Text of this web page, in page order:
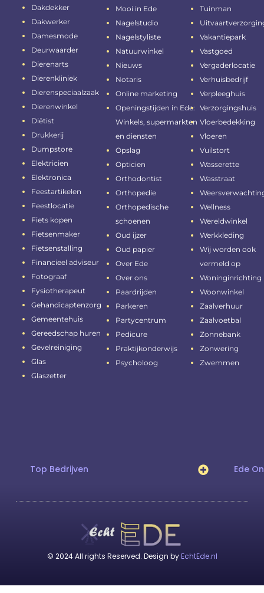
Dakdekker
Dakwerker
Damesmode
Deurwaarder
Dierenarts
Dierenkliniek
Dierenspeciaalzaak
Dierenwinkel
Diëtist
Drukkerij
Dumpstore
Elektricien
Elektronica
Feestartikelen
Feestlocatie
Fiets kopen
Fietsenmaker
Fietsenstalling
Financieel adviseur
Fotograaf
Fysiotherapeut
Gehandicaptenzorg
Gemeentehuis
Gereedschap huren
Gevelreiniging
Glas
Glaszetter
Mooi in Ede
Nagelstudio
Nagelstyliste
Natuurwinkel
Nieuws
Notaris
Online marketing
Openingstijden in Ede:
Winkels, supermarkten
en diensten
Opslag
Opticien
Orthodontist
Orthopedie
Orthopedische
schoenen
Oud ijzer
Oud papier
Over Ede
Over ons
Paardrijden
Parkeren
Partycentrum
Pedicure
Praktijkonderwijs
Psycholoog
Tuinman
Vakantiepark
Vastgoed
Vergaderlocatie
Verhuisbedrijf
Verpleeghuis
Verzorgingshuis
Vloerbedekking
Vloeren
Vuilstort
Wasserette
Wasstraat
Wellness
Wereldwinkel
Werkkleding
Wij worden ook
vermeld op
Woninginrichting
Woonwinkel
Zaalverhuur
Zaalvoetbal
Zonnebank
Zonwering
Zwemmen
Top Bedrijven Ede
© 2024 All rights Reserved. Design by EchtEde.nl